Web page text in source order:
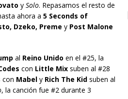
y Solo. Repasamos el resto de
ahora a 5 Seconds of
Dzeko, Preme y Post Malone
al Reino Unido en el #25, la
con Little Mixsuben al #28
con Mabely Rich The Kidsuben al
, la canción fue #2 durante 3